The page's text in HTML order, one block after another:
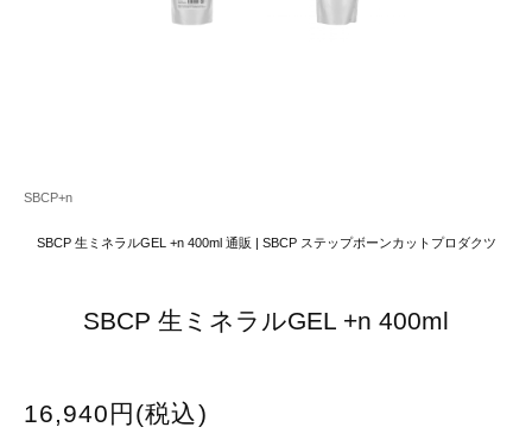
SBCP+n
SBCP 生ミネラルGEL +n 400ml 通販 | SBCP ステップボーンカットプロダクツ
SBCP 生ミネラルGEL +n 400ml
16,940円(税込)